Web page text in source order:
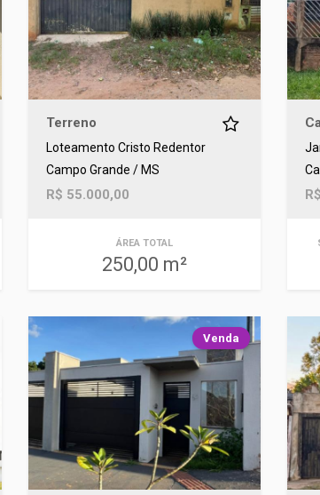
Terreno
Loteamento Cristo Redentor
Campo Grande / MS
R$ 55.000,00
ÁREA TOTAL
250,00 m²
Venda